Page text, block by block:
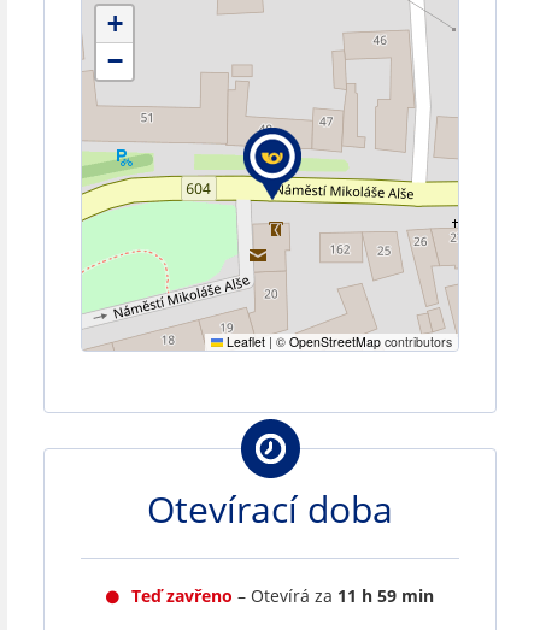
+
−
Leaflet | © OpenStreetMap contributors
Otevírací doba
Teď zavřeno – Otevírá za 11 h 59 min